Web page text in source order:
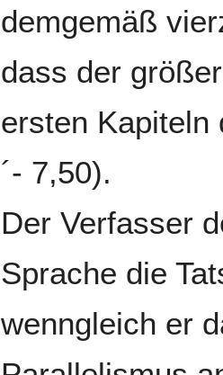
demgemäß
dass der
ersten Kapiteln
´- 7,50).
Der Verfasser
Sprache die
wenngleich er